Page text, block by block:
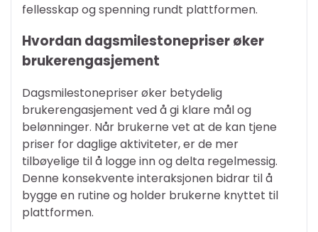
fellesskap og spenning rundt plattformen.
Hvordan dagsmilestonepriser øker
brukerengasjement
Dagsmilestonepriser øker betydelig
brukerengasjement ved å gi klare mål og
belønninger. Når brukerne vet at de kan tjene
priser for daglige aktiviteter, er de mer
tilbøyelige til å logge inn og delta regelmessig.
Denne konsekvente interaksjonen bidrar til å
bygge en rutine og holder brukerne knyttet til
plattformen.